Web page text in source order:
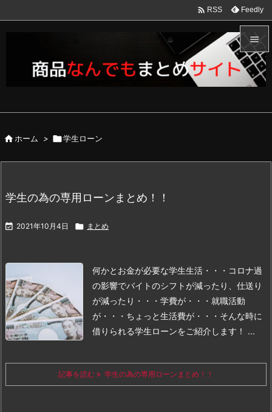


メニュ

 RSS Feedly
ホーム > 学生ローン
学生の為の専用ローンまとめ！！
 2021年10月4日  まとめ
何かとお金が必要な学生生活・・・ コロナ過
の影響でバイトのシフトが減ったり、仕送り
が減ったり・・・ 学費が・・・就職活動
が・・・ちょっと生活費が・・・ そんな時に
借りられる学生ローンをご紹介します！ ...
記事を読む 学生の為の専用ローンまとめ！！